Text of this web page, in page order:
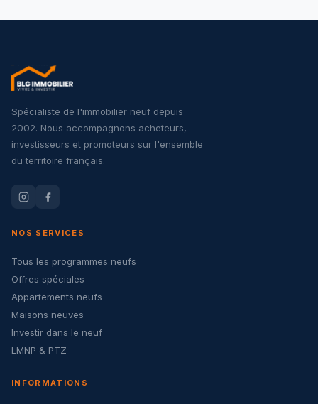
Spécialiste de l'immobilier neuf depuis
2002. Nous accompagnons acheteurs,
investisseurs et promoteurs sur l'ensemble
du territoire français.
NOS SERVICES
Tous les programmes neufs
Offres spéciales
Appartements neufs
Maisons neuves
Investir dans le neuf
LMNP & PTZ
INFORMATIONS